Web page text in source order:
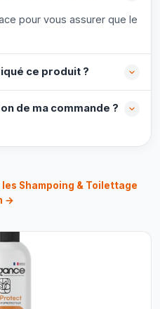
pour vous assurer que le
ce produit ?
de ma commande ?
les Shampoing & Toilettage
→